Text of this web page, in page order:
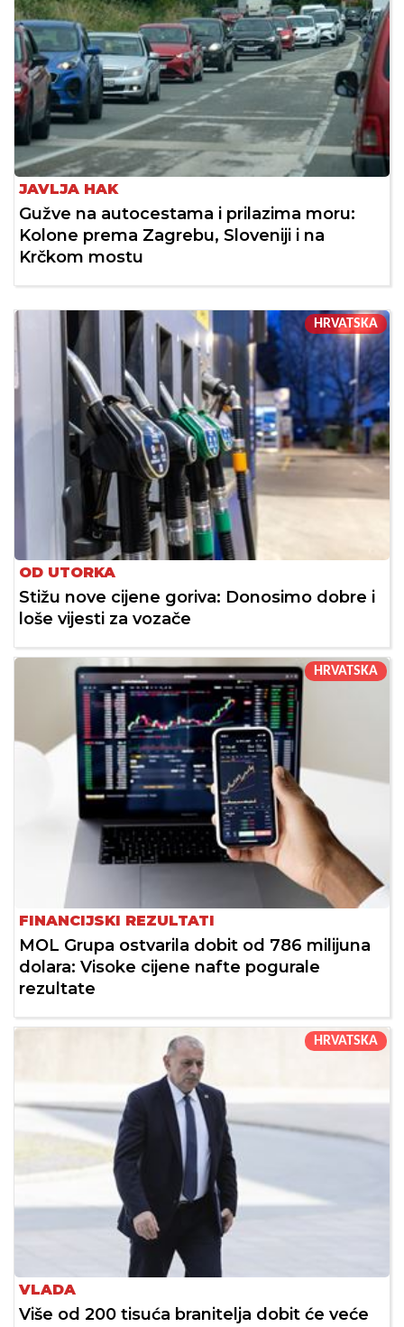
JAVLJA HAK
Gužve na autocestama i prilazima moru:
Kolone prema Zagrebu, Sloveniji i na
Krčkom mostu
HRVATSKA
OD UTORKA
Stižu nove cijene goriva: Donosimo dobre i
loše vijesti za vozače
HRVATSKA
FINANCIJSKI REZULTATI
MOL Grupa ostvarila dobit od 786 milijuna
dolara: Visoke cijene nafte pogurale
rezultate
HRVATSKA
VLADA
Više od 200 tisuća branitelja dobit će veće